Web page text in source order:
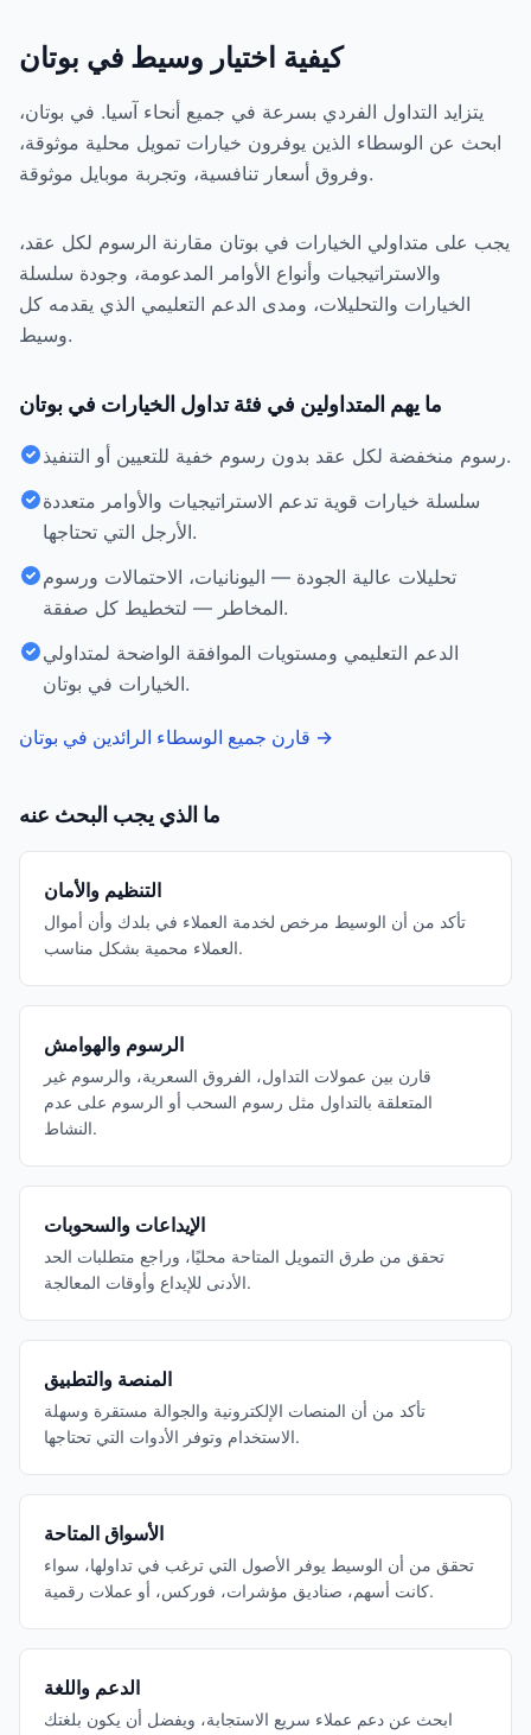
كيفية اختيار وسيط في بوتان
يتزايد التداول الفردي بسرعة في جميع أنحاء آسيا. في بوتان،
ابحث عن الوسطاء الذين يوفرون خيارات تمويل محلية موثوقة،
وفروق أسعار تنافسية، وتجربة موبايل موثوقة.
يجب على متداولي الخيارات في بوتان مقارنة الرسوم لكل عقد،
والاستراتيجيات وأنواع الأوامر المدعومة، وجودة سلسلة
الخيارات والتحليلات، ومدى الدعم التعليمي الذي يقدمه كل
وسيط.
ما يهم المتداولين في فئة تداول الخيارات في بوتان
رسوم منخفضة لكل عقد بدون رسوم خفية للتعيين أو التنفيذ.
سلسلة خيارات قوية تدعم الاستراتيجيات والأوامر متعددة
الأرجل التي تحتاجها.
تحليلات عالية الجودة — اليونانيات، الاحتمالات ورسوم
المخاطر — لتخطيط كل صفقة.
الدعم التعليمي ومستويات الموافقة الواضحة لمتداولي
الخيارات في بوتان.
قارن جميع الوسطاء الرائدين في بوتان →
ما الذي يجب البحث عنه
التنظيم والأمان
تأكد من أن الوسيط مرخص لخدمة العملاء في بلدك وأن أموال
العملاء محمية بشكل مناسب.
الرسوم والهوامش
قارن بين عمولات التداول، الفروق السعرية، والرسوم غير
المتعلقة بالتداول مثل رسوم السحب أو الرسوم على عدم
النشاط.
الإيداعات والسحوبات
تحقق من طرق التمويل المتاحة محليًا، وراجع متطلبات الحد
الأدنى للإيداع وأوقات المعالجة.
المنصة والتطبيق
تأكد من أن المنصات الإلكترونية والجوالة مستقرة وسهلة
الاستخدام وتوفر الأدوات التي تحتاجها.
الأسواق المتاحة
تحقق من أن الوسيط يوفر الأصول التي ترغب في تداولها، سواء
كانت أسهم، صناديق مؤشرات، فوركس، أو عملات رقمية.
الدعم واللغة
ابحث عن دعم عملاء سريع الاستجابة، ويفضل أن يكون بلغتك